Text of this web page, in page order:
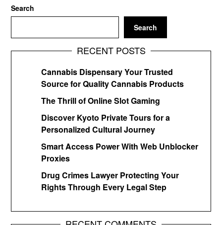
Search
Search
RECENT POSTS
Cannabis Dispensary Your Trusted
Source for Quality Cannabis Products
The Thrill of Online Slot Gaming
Discover Kyoto Private Tours for a
Personalized Cultural Journey
Smart Access Power With Web Unblocker
Proxies
Drug Crimes Lawyer Protecting Your
Rights Through Every Legal Step